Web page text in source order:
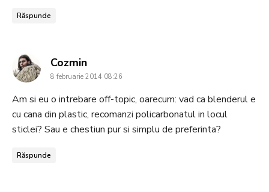
Răspunde
Cozminsays:
8 februarie 2014 08:26
Am si eu o intrebare off-topic, oarecum: vad ca blenderul e
cu cana din plastic, recomanzi policarbonatul in locul
sticlei? Sau e chestiun pur si simplu de preferinta?
Răspunde